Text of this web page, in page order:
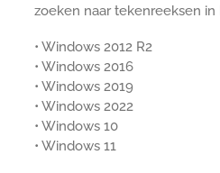
zoeken naar tekenreeksen
• Windows 2012 R2
• Windows 2016
• Windows 2019
• Windows 2022
• Windows 10
• Windows 11